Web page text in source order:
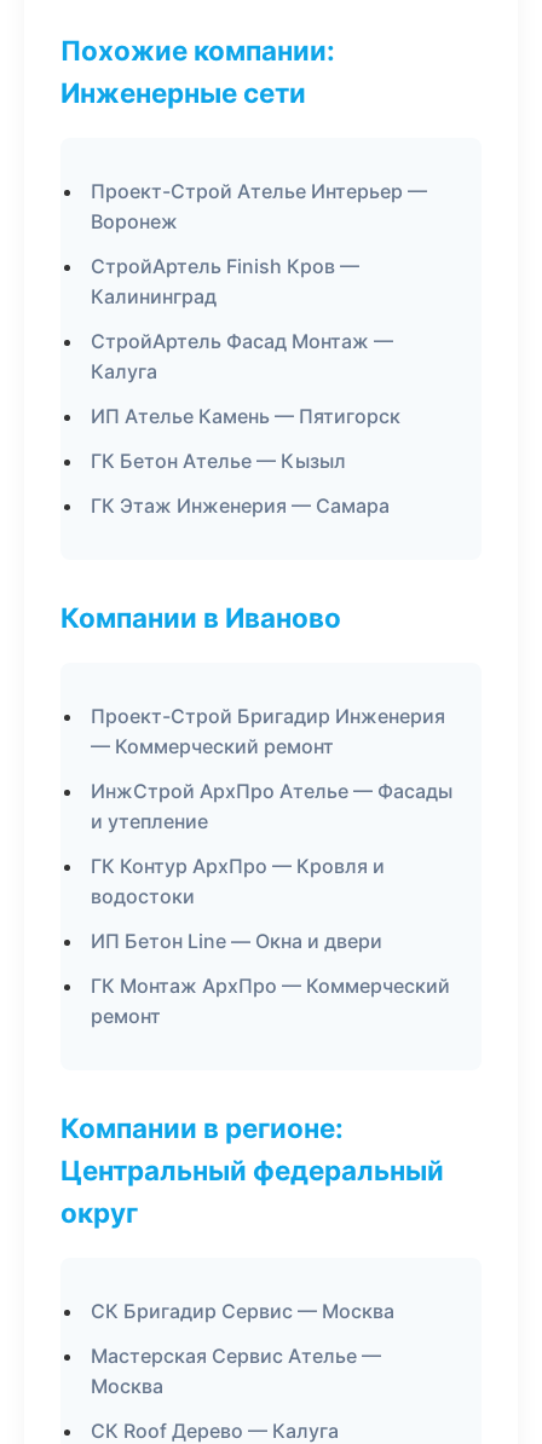
Похожие компании:
Инженерные сети
Проект-Строй Ателье Интерьер —
Воронеж
СтройАртель Finish Кров —
Калининград
СтройАртель Фасад Монтаж —
Калуга
ИП Ателье Камень — Пятигорск
ГК Бетон Ателье — Кызыл
ГК Этаж Инженерия — Самара
Компании в Иваново
Проект-Строй Бригадир Инженерия
— Коммерческий ремонт
ИнжСтрой АрхПро Ателье — Фасады
и утепление
ГК Контур АрхПро — Кровля и
водостоки
ИП Бетон Line — Окна и двери
ГК Монтаж АрхПро — Коммерческий
ремонт
Компании в регионе:
Центральный федеральный
округ
СК Бригадир Сервис — Москва
Мастерская Сервис Ателье —
Москва
СК Roof Дерево — Калуга